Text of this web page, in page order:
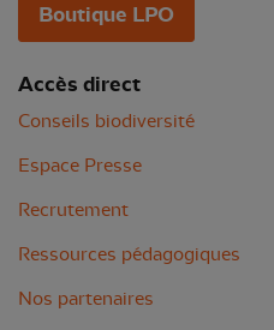
Boutique LPO
Accès direct
Conseils biodiversité
Espace Presse
Recrutement
Ressources pédagogiques
Nos partenaires